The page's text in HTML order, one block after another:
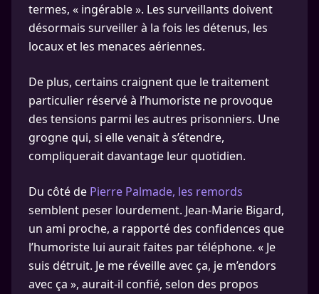
termes, « ingérable ». Les surveillants doivent
désormais surveiller à la fois les détenus, les
locaux et les menaces aériennes.
De plus, certains craignent que le traitement
particulier réservé à l’humoriste ne provoque
des tensions parmi les autres prisonniers. Une
grogne qui, si elle venait à s’étendre,
compliquerait davantage leur quotidien.
Du côté de Pierre Palmade, les remords
semblent peser lourdement. Jean-Marie Bigard,
un ami proche, a rapporté des confidences que
l’humoriste lui aurait faites par téléphone. « Je
suis détruit. Je me réveille avec ça, je m’endors
avec ça », aurait-il confié, selon des propos